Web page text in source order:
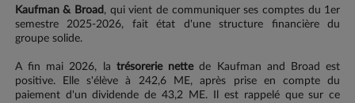
Kaufman & Broad , qui vient de communiquer ses comptes du 1er
semestre 2025-2026, fait état d'une structure financière du
groupe solide.
A fin mai 2026, la trésorerie nettede Kaufman and Broad est
positive. Elle s'élève à 242,6 ME, après prise en compte du
paiement d'un dividende de 43,2 ME. Il est rappelé que sur ce